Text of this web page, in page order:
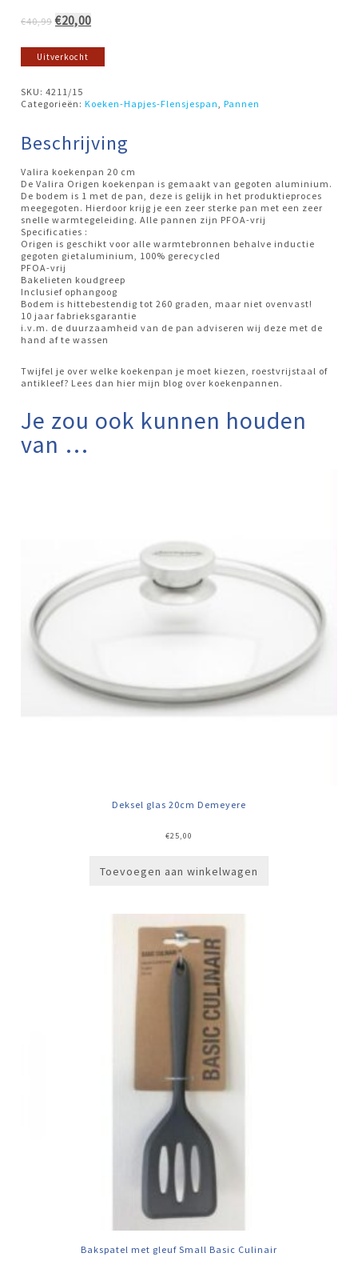
€40,99 Oorspronkelijke
was:
€40,99.
€20,00Huidige
is:
€20,00.
Uitverkocht
SKU:4211/15
Categorieën:Koeken-Hapjes-Flensjespan ,Pannen
Beschrijving
Valira koekenpan 20 cm
De Valira Origen koekenpan is gemaakt van gegoten aluminium.
De bodem is 1 met de pan, deze is gelijk in het produktieproces
meegegoten. Hierdoor krijg je een zeer sterke pan met een zeer
snelle warmtegeleiding. Alle pannen zijn PFOA-vrij
Specificaties :
Origen is geschikt voor alle warmtebronnen behalve inductie
gegoten gietaluminium, 100% gerecycled
PFOA-vrij
Bakelieten koudgreep
Inclusief ophangoog
Bodem is hittebestendig tot 260 graden, maar niet ovenvast!
10 jaar fabrieksgarantie
i.v.m. de duurzaamheid van de pan adviseren wij deze met de
hand af te wassen
Twijfel je over welke koekenpan je moet kiezen, roestvrijstaal of
antikleef? Lees dan hier mijn blog over koekenpannen.
Je zou ook kunnen houden
van …
Deksel glas 20cm Demeyere
€25,00
Toevoegen aan winkelwagen
Bakspatel met gleuf Small Basic Culinair